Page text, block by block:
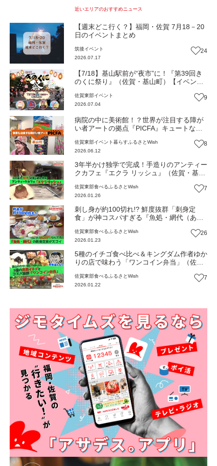
近いエリアのおすすめニュース
【週末どこ行く？】福岡・佐賀 7月18－20
日のイベントまとめ
筑後イベント
2026.07.17
24
【7/18】基山駅前が“夜市”に！『第39回き
のくに祭り』（佐賀・基山町）【イベン
佐賀東部イベント
2026.07.04
9
病院の中に美術館！？世界が注目する障が
い者アートの拠点『PICFA』キュートなオ
とWish】
佐賀東部イベント暮らす ふるさとWish
2026.06.12
8
3年半かけ独学で完成！手造りのアンティー
クカフェ『エクラ リッシュ』（佐賀・基山
佐賀東部食べる ふるさとWish
2026.01.26
7
刺し身が約100切れ!? 鮮度抜群「刺身定
食」が神コスパすぎる『魚処・網代（あじ
佐賀東部食べる ふるさとWish
2026.01.23
26
5種のイチゴ食べ比べ＆キングダム作者ゆか
りの店で味わう「ワンコイン弁当」（佐
佐賀東部食べる ふるさとWish
2026.01.22
7